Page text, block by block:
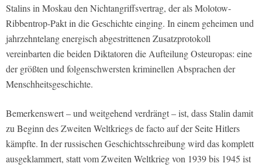
Stalins in Moskau den Nichtangriffsvertrag, der als Molotow-
Ribbentrop-Pakt in die Geschichte einging. In einem geheimen und
jahrzehntelang energisch abgestrittenen Zusatzprotokoll
vereinbarten die beiden Diktatoren die Aufteilung Osteuropas: eine
der größten und folgenschwersten kriminellen Absprachen der
Menschheitsgeschichte.
Bemerkenswert – und weitgehend verdrängt – ist, dass Stalin damit
zu Beginn des Zweiten Weltkriegs de facto auf der Seite Hitlers
kämpfte. In der russischen Geschichtsschreibung wird das komplett
ausgeklammert, statt vom Zweiten Weltkrieg von 1939 bis 1945 ist